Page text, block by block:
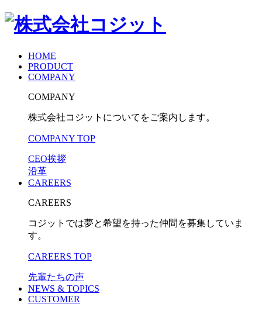
HOME
PRODUCT
COMPANY
COMPANY
株式会社コジットについてをご案内します。
COMPANY TOP
CEO挨拶
沿革
CAREERS
CAREERS
コジットでは夢と希望を持った仲間を募集していま
す。
CAREERS TOP
先輩たちの声
NEWS & TOPICS
CUSTOMER